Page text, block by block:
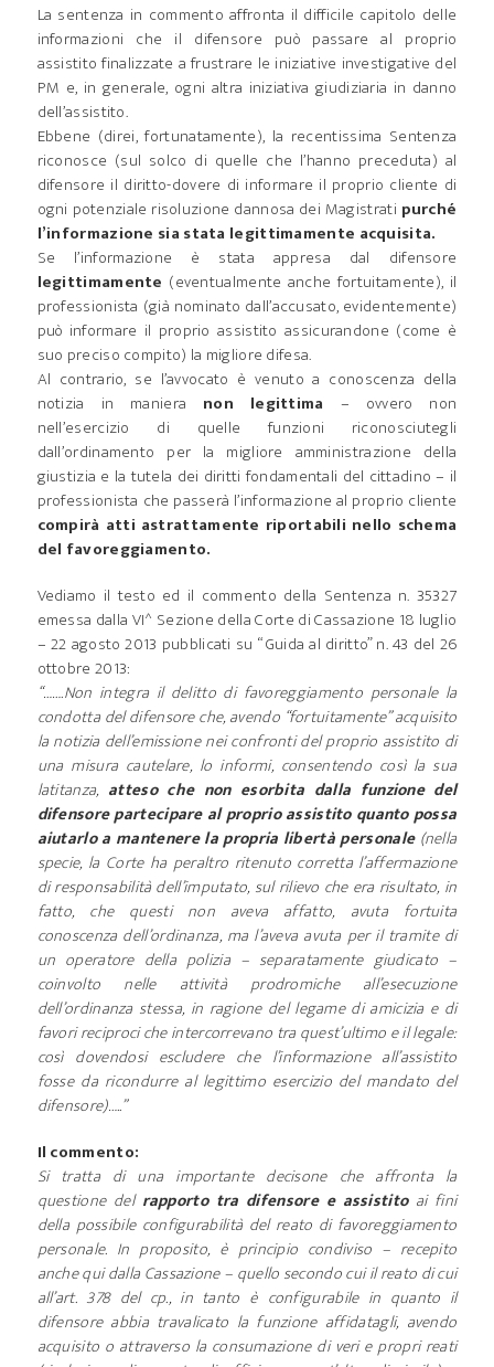
La sentenza in commento affronta il difficile capitolo delle
informazioni che il difensore può passare al proprio
assistito finalizzate a frustrare le iniziative investigative del
PM e, in generale, ogni altra iniziativa giudiziaria in danno
dell’assistito.
Ebbene (direi, fortunatamente), la recentissima Sentenza
riconosce (sul solco di quelle che l’hanno preceduta) al
difensore il diritto-dovere di informare il proprio cliente di
ogni potenziale risoluzione dannosa dei Magistrati purché
l’informazione sia stata legittimamente acquisita.
Se l’informazione è stata appresa dal difensore
legittimamente (eventualmente anche fortuitamente), il
professionista (già nominato dall’accusato, evidentemente)
può informare il proprio assistito assicurandone (come è
suo preciso compito) la migliore difesa.
Al contrario, se l’avvocato è venuto a conoscenza della
notizia in maniera non legittima – ovvero non
nell’esercizio di quelle funzioni riconosciutegli
dall’ordinamento per la migliore amministrazione della
giustizia e la tutela dei diritti fondamentali del cittadino – il
professionista che passerà l’informazione al proprio cliente
compirà atti astrattamente riportabili nello schema
del favoreggiamento.
Vediamo il testo ed il commento della Sentenza n. 35327
emessa dalla VI^ Sezione della Corte di Cassazione 18 luglio
– 22 agosto 2013 pubblicati su “Guida al diritto” n. 43 del 26
ottobre 2013:
“…….Non integra il delitto di favoreggiamento personale la
condotta del difensore che, avendo “fortuitamente” acquisito
la notizia dell’emissione nei confronti del proprio assistito di
una misura cautelare, lo informi, consentendo così la sua
latitanza, atteso che non esorbita dalla funzione del
difensore partecipare al proprio assistito quanto possa
aiutarlo a mantenere la propria libertà personale(nella
specie, la Corte ha peraltro ritenuto corretta l’affermazione
di responsabilità dell’imputato, sul rilievo che era risultato, in
fatto, che questi non aveva affatto, avuta fortuita
conoscenza dell’ordinanza, ma l’aveva avuta per il tramite di
un operatore della polizia – separatamente giudicato –
coinvolto nelle attività prodromiche all’esecuzione
dell’ordinanza stessa, in ragione del legame di amicizia e di
favori reciproci che intercorrevano tra quest’ultimo e il legale:
così dovendosi escludere che l’informazione all’assistito
fosse da ricondurre al legittimo esercizio del mandato del
difensore)…..”
Il commento:
Si tratta di una importante decisone che affronta la
questione del rapporto tra difensore e assistitoai fini
della possibile configurabilità del reato di favoreggiamento
personale. In proposito, è principio condiviso – recepito
anche qui dalla Cassazione – quello secondo cui il reato di cui
all’art. 378 del cp., in tanto è configurabile in quanto il
difensore abbia travalicato la funzione affidatagli, avendo
acquisito o attraverso la consumazione di veri e propri reati